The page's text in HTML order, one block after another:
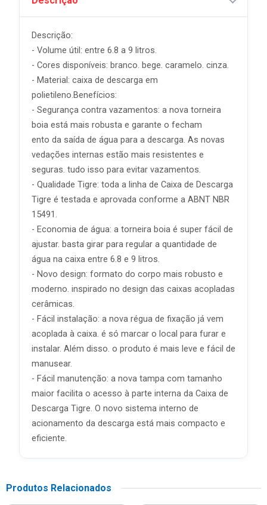
Descrição:
- Volume útil: entre 6.8 a 9 litros.
- Cores disponíveis: branco. bege. caramelo. cinza.
- Material: caixa de descarga em
polietileno.Benefícios:
- Segurança contra vazamentos: a nova torneira
boia está mais robusta e garante o fecham
ento da saída de água para a descarga. As novas
vedações internas estão mais resistentes e
seguras. tudo isso para evitar vazamentos.
- Qualidade Tigre: toda a linha de Caixa de Descarga
Tigre é testada e aprovada conforme a ABNT NBR
15491.
- Economia de água: a torneira boia é super fácil de
ajustar. basta girar para regular a quantidade de
água na caixa entre 6.8 e 9 litros.
- Novo design: formato do corpo mais robusto e
moderno. inspirado no design das caixas acopladas
cerâmicas.
- Fácil instalação: a nova régua de fixação já vem
acoplada à caixa. é só marcar o local para furar e
instalar. Além disso. o produto é mais leve e fácil de
manusear.
- Fácil manutenção: a nova tampa com tamanho
maior facilita o acesso à parte interna da Caixa de
Descarga Tigre. O novo sistema interno de
acionamento da descarga está mais compacto e
eficiente.
Produtos Relacionados